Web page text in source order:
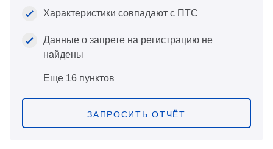
Характеристики совпадают с ПТС
Данные о запрете на регистрацию не
найдены
Еще 16 пунктов
ЗАПРОСИТЬ ОТЧЁТ